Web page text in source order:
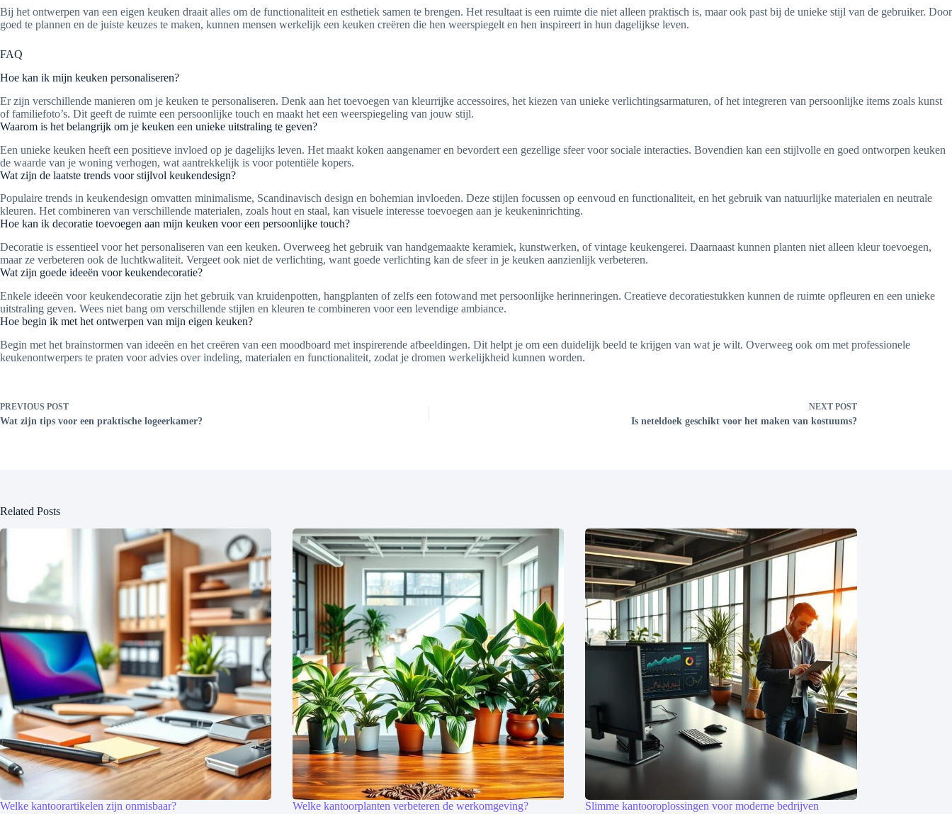
Bij het ontwerpen van een eigen keuken draait alles om de functionaliteit en esthetiek samen te brengen. Het resultaat is een ruimte die niet alleen praktisch is, maar ook past bij de unieke stijl van de gebruiker. Door
goed te plannen en de juiste keuzes te maken, kunnen mensen werkelijk een keuken creëren die hen weerspiegelt en hen inspireert in hun dagelijkse leven.
FAQ
Hoe kan ik mijn keuken personaliseren?
Er zijn verschillende manieren om je keuken te personaliseren. Denk aan het toevoegen van kleurrijke accessoires, het kiezen van unieke verlichtingsarmaturen, of het integreren van persoonlijke items zoals kunst
of familiefoto’s. Dit geeft de ruimte een persoonlijke touch en maakt het een weerspiegeling van jouw stijl.
Waarom is het belangrijk om je keuken een unieke uitstraling te geven?
Een unieke keuken heeft een positieve invloed op je dagelijks leven. Het maakt koken aangenamer en bevordert een gezellige sfeer voor sociale interacties. Bovendien kan een stijlvolle en goed ontworpen keuken
de waarde van je woning verhogen, wat aantrekkelijk is voor potentiële kopers.
Wat zijn de laatste trends voor stijlvol keukendesign?
Populaire trends in keukendesign omvatten minimalisme, Scandinavisch design en bohemian invloeden. Deze stijlen focussen op eenvoud en functionaliteit, en het gebruik van natuurlijke materialen en neutrale
kleuren. Het combineren van verschillende materialen, zoals hout en staal, kan visuele interesse toevoegen aan je keukeninrichting.
Hoe kan ik decoratie toevoegen aan mijn keuken voor een persoonlijke touch?
Decoratie is essentieel voor het personaliseren van een keuken. Overweeg het gebruik van handgemaakte keramiek, kunstwerken, of vintage keukengerei. Daarnaast kunnen planten niet alleen kleur toevoegen,
maar ze verbeteren ook de luchtkwaliteit. Vergeet ook niet de verlichting, want goede verlichting kan de sfeer in je keuken aanzienlijk verbeteren.
Wat zijn goede ideeën voor keukendecoratie?
Enkele ideeën voor keukendecoratie zijn het gebruik van kruidenpotten, hangplanten of zelfs een fotowand met persoonlijke herinneringen. Creatieve decoratiestukken kunnen de ruimte opfleuren en een unieke
uitstraling geven. Wees niet bang om verschillende stijlen en kleuren te combineren voor een levendige ambiance.
Hoe begin ik met het ontwerpen van mijn eigen keuken?
Begin met het brainstormen van ideeën en het creëren van een moodboard met inspirerende afbeeldingen. Dit helpt je om een duidelijk beeld te krijgen van wat je wilt. Overweeg ook om met professionele
keukenontwerpers te praten voor advies over indeling, materialen en functionaliteit, zodat je dromen werkelijkheid kunnen worden.
PREVIOUS POST
Wat zijn tips voor een praktische logeerkamer?
NEXT POST
Is neteldoek geschikt voor het maken van kostuums?
Related Posts
Welke kantoorartikelen zijn onmisbaar? Welke kantoorplanten verbeteren de werkomgeving? Slimme kantooroplossingen voor moderne bedrijven